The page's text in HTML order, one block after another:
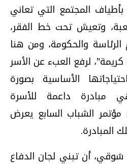
المجتمع التي تعاني
وتعيش تحت خط الفقر،
والحكومة، ومن هنا
لرفع العبء عن الأسر
الأساسية بصورة
مبادرة داعمة للأسرة
مؤتمر الشباب السابع يعرض
المبادرة.
أن تبني لجان الدفاع